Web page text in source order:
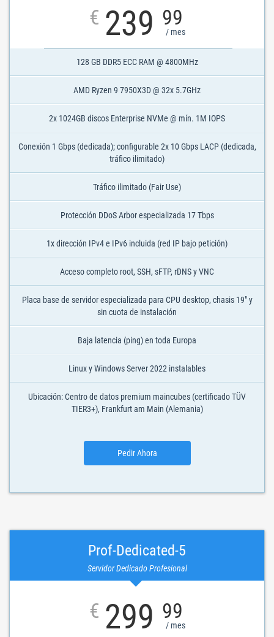
€ 239 99
/ mes
128 GB DDR5 ECC RAM @ 4800MHz
AMD Ryzen 9 7950X3D @ 32x 5.7GHz
2x 1024GB discos Enterprise NVMe @ mín. 1M IOPS
Conexión 1 Gbps (dedicada); configurable 2x 10 Gbps LACP (dedicada,
tráfico ilimitado)
Tráfico ilimitado (Fair Use)
Protección DDoS Arbor especializada 17 Tbps
1x dirección IPv4 e IPv6 incluida (red IP bajo petición)
Acceso completo root, SSH, sFTP, rDNS y VNC
Placa base de servidor especializada para CPU desktop, chasis 19" y
sin cuota de instalación
Baja latencia (ping) en toda Europa
Linux y Windows Server 2022 instalables
Ubicación: Centro de datos premium maincubes (certificado TÜV
TIER3+), Frankfurt am Main (Alemania)
Pedir Ahora
Prof-Dedicated-5
Servidor Dedicado Profesional
€ 299 99
/ mes